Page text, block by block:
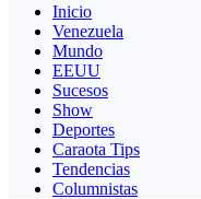
Inicio
Venezuela
Mundo
EEUU
Sucesos
Show
Deportes
Caraota Tips
Tendencias
Columnistas